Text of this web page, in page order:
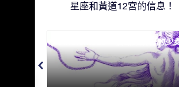
星座和黃道12宮的信息！
Andromeda - 被鐵鍊鎖著的少